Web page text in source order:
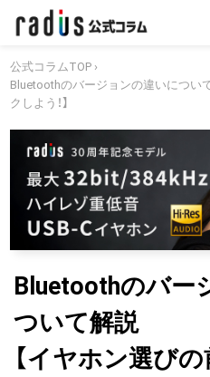
公式コラムTOP ›
Bluetoothのバージョンの違いについ
クしよう！】
Bluetoothのバー
ついて解説
【イヤホン選び